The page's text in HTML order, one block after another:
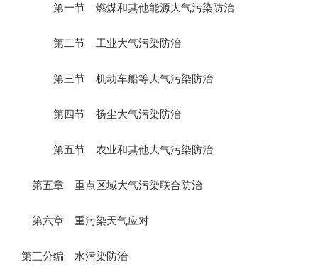
第一节 燃煤和其他能源大气污染防治
第二节 工业大气污染防治
第三节 机动车船等大气污染防治
第四节 扬尘大气污染防治
第五节 农业和其他大气污染防治
第五章 重点区域大气污染联合防治
第六章 重污染天气应对
第三分编 水污染防治